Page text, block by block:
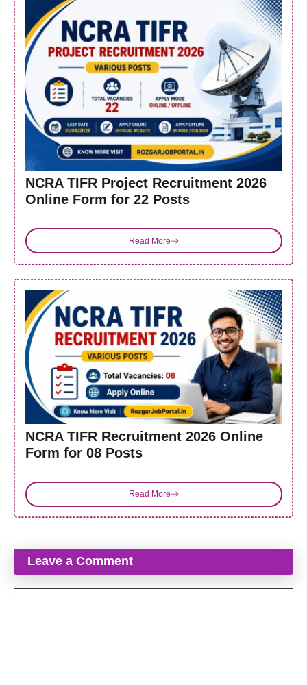
NCRA TIFR Project Recruitment 2026
Online Form for 22 Posts
Read More
NCRA TIFR Recruitment 2026 Online
Form for 08 Posts
Read More
Leave a Comment